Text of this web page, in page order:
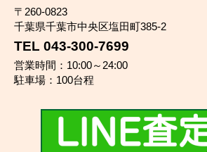
〒260-0823
千葉県千葉市中央区塩田町385-2
TEL 043-300-7699
営業時間：10:00～24:00
駐車場：100台程